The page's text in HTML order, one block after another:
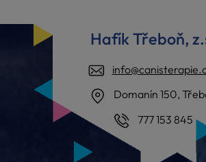
Hafík Třeboň,
Domanín 150,
777 153 845